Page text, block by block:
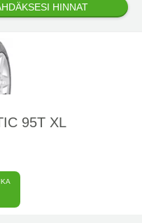
HINNAT
95T XL